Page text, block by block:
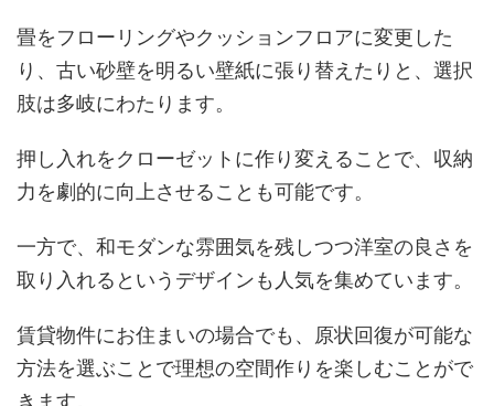
畳をフローリングやクッションフロアに変更した
り、古い砂壁を明るい壁紙に張り替えたりと、選択
肢は多岐にわたります。
押し入れをクローゼットに作り変えることで、収納
力を劇的に向上させることも可能です。
一方で、和モダンな雰囲気を残しつつ洋室の良さを
取り入れるというデザインも人気を集めています。
賃貸物件にお住まいの場合でも、原状回復が可能な
方法を選ぶことで理想の空間作りを楽しむことがで
きます。